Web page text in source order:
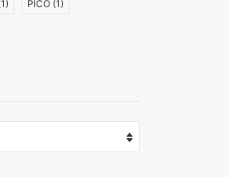
PICO (1)